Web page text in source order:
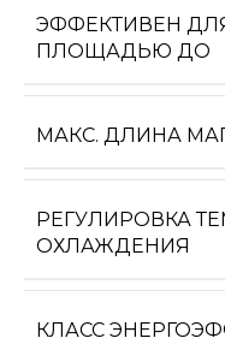
ЭФФЕКТИВЕН
ПЛОЩАДЬЮ ДО
МАКС. ДЛИНА
РЕГУЛИРОВКА
ОХЛАЖДЕНИЯ
КЛАСС